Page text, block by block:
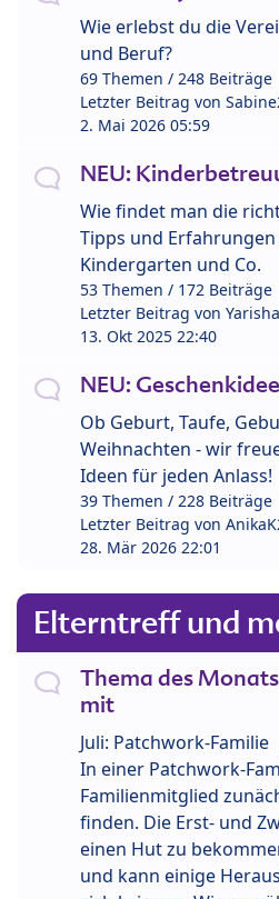
Wie erlebst du die
und Beruf?
69 Themen / 248 Beiträge
Letzter Beitrag von
2. Mai 2026 05:59
NEU:
Wie findet man die
Tipps und Erfahrungen
Kindergarten und Co.
53 Themen / 172 Beiträge
Letzter Beitrag von Yarisha
13. Okt 2025 22:40
NEU:
Ob Geburt, Taufe,
Weihnachten - wir
Ideen für jeden Anlass!
39 Themen / 228 Beiträge
Letzter Beitrag von
28. Mär 2026 22:01
Elterntreff und
Thema des
mit
Juli: Patchwork-Familie
In einer Patchwork-
Familienmitglied
finden. Die Erst- und
einen Hut zu
und kann einige